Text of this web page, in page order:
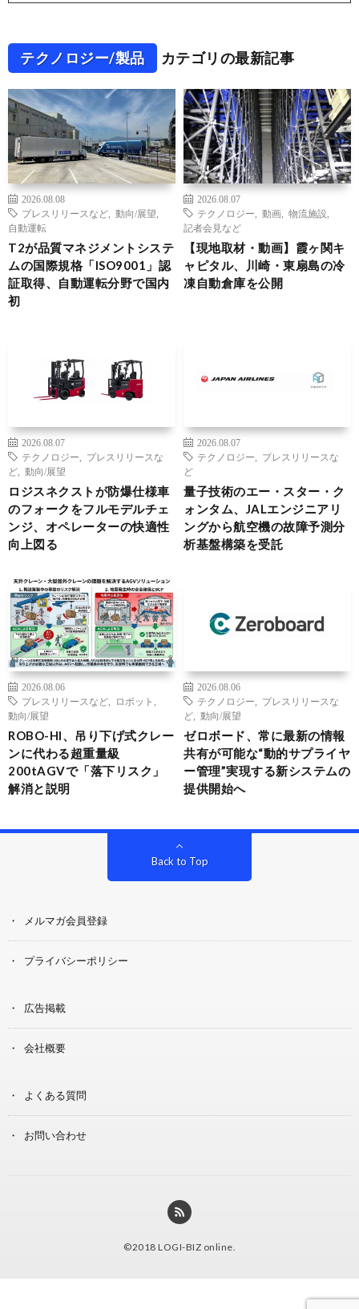
テクノロジー/製品 カテゴリの最新記事
2026.08.08
プレスリリースなど
動向/展望
自動運転
T2が品質マネジメントシステ
ムの国際規格「ISO9001」認
証取得、自動運転分野で国内
初
2026.08.07
テクノロジー
動画 物流施設
記者会見など
【現地取材・動画】霞ヶ関キ
ャピタル、川崎・東扇島の冷
凍自動倉庫を公開
2026.08.07
テクノロジー
プレスリリースな
ど
動向/展望
ロジスネクストが防爆仕様車
のフォークをフルモデルチェ
ンジ、オペレーターの快適性
向上図る
2026.08.07
テクノロジー
プレスリリースな
ど
量子技術のエー・スター・ク
ォンタム、JALエンジニアリ
ングから航空機の故障予測分
析基盤構築を受託
2026.08.06
プレスリリースなど
ロボット
動向/展望
ROBO-HI、吊り下げ式クレー
ンに代わる超重量級
200tAGVで「落下リスク」
解消と説明
2026.08.06
テクノロジー
プレスリリースな
ど
動向/展望
ゼロボード、常に最新の情報
共有が可能な“動的サプライヤ
ー管理”実現する新システムの
提供開始へ
Back to Top
メルマガ会員登録
プライバシーポリシー
広告掲載
会社概要
よくある質問
お問い合わせ
©2018 LOGI-BIZ online